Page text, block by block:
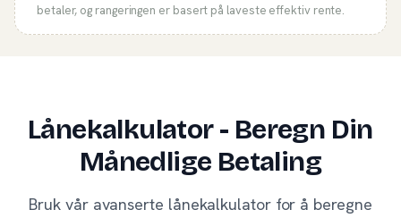
betaler, og rangeringen er basert på laveste effektiv rente.
Lånekalkulator - Beregn Din
Månedlige Betaling
Bruk vår avanserte lånekalkulator for å beregne